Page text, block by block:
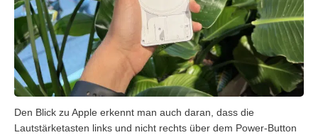
Den Blick zu Apple erkennt man auch daran, dass die
Lautstärketasten links und nicht rechts über dem Power-Button